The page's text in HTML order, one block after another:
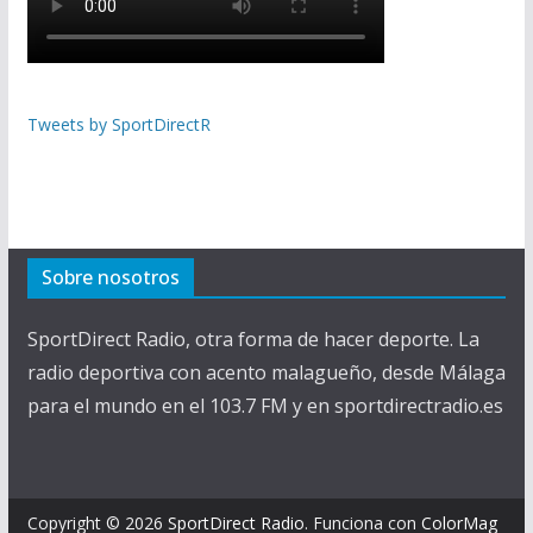
Tweets by SportDirectR
Sobre nosotros
SportDirect Radio, otra forma de hacer deporte. La
radio deportiva con acento malagueño, desde Málaga
para el mundo en el 103.7 FM y en sportdirectradio.es
Copyright © 2026 SportDirect Radio. Funciona con ColorMag